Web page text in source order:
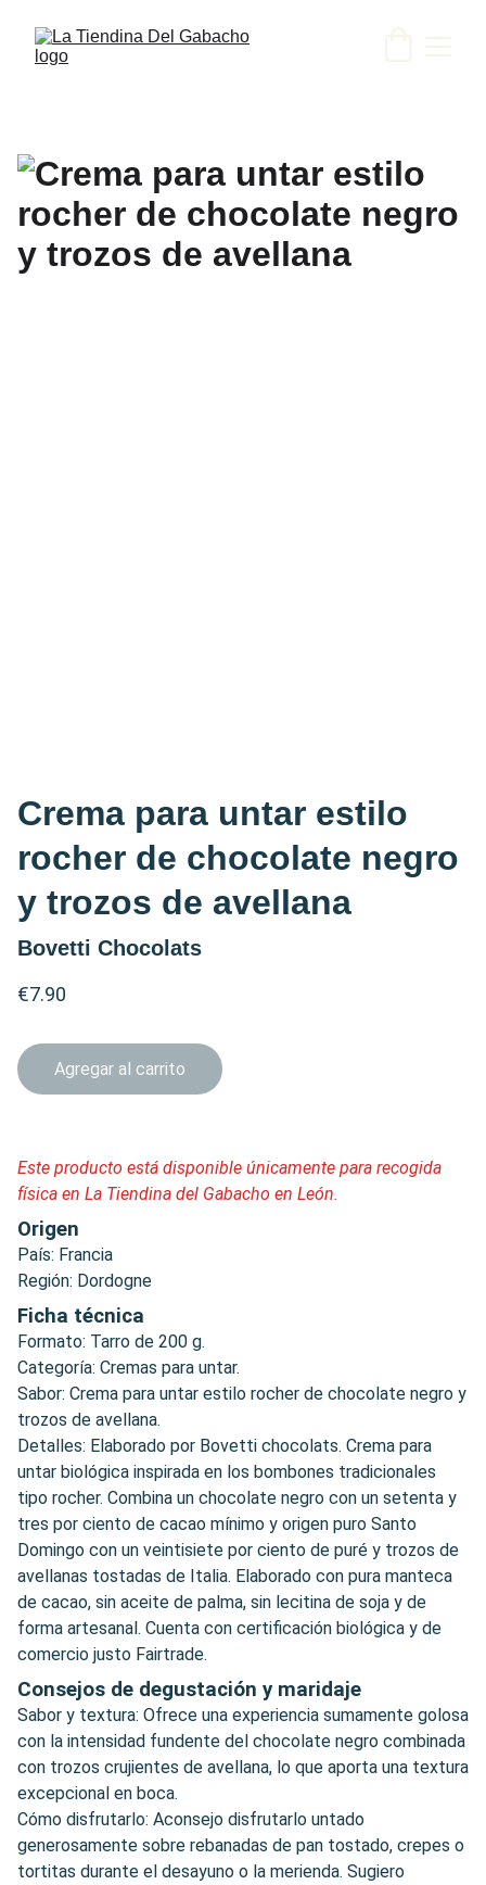
Crema para untar estilo
rocher de chocolate negro
y trozos de avellana
Bovetti Chocolats
€7.90
Agregar al carrito
Este producto está disponible únicamente para recogida
física en La Tiendina del Gabacho en León.
Origen
País: Francia
Región: Dordogne
Ficha técnica
Formato: Tarro de 200 g.
Categoría: Cremas para untar.
Sabor: Crema para untar estilo rocher de chocolate negro y
trozos de avellana.
Detalles: Elaborado por Bovetti chocolats. Crema para
untar biológica inspirada en los bombones tradicionales
tipo rocher. Combina un chocolate negro con un setenta y
tres por ciento de cacao mínimo y origen puro Santo
Domingo con un veintisiete por ciento de puré y trozos de
avellanas tostadas de Italia. Elaborado con pura manteca
de cacao, sin aceite de palma, sin lecitina de soja y de
forma artesanal. Cuenta con certificación biológica y de
comercio justo Fairtrade.
Consejos de degustación y maridaje
Sabor y textura: Ofrece una experiencia sumamente golosa
con la intensidad fundente del chocolate negro combinada
con trozos crujientes de avellana, lo que aporta una textura
excepcional en boca.
Cómo disfrutarlo: Aconsejo disfrutarlo untado
generosamente sobre rebanadas de pan tostado, crepes o
tortitas durante el desayuno o la merienda. Sugiero